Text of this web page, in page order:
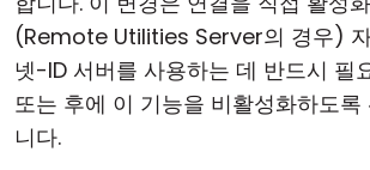
(Remote Utilities Server의 경우)
넷-ID 서버를 사용하는 데 반드시 필
또는 후에 이 기능을 비활성화하도록
니다.